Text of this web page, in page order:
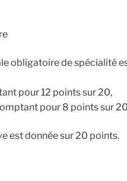
obligatoire de spécialité
pour 12 points sur 20,
pour 8 points sur
est donnée sur 20 points.